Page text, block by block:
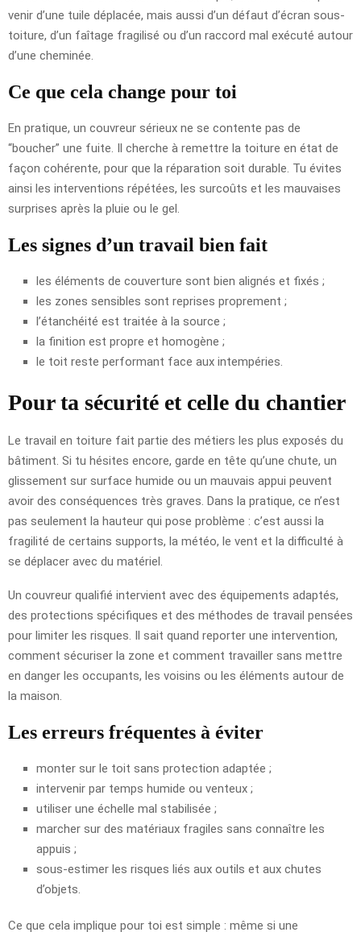
venir d’une tuile déplacée, mais aussi d’un défaut d’écran sous-
toiture, d’un faîtage fragilisé ou d’un raccord mal exécuté autour
d’une cheminée.
Ce que cela change pour toi
En pratique, un couvreur sérieux ne se contente pas de
“boucher” une fuite. Il cherche à remettre la toiture en état de
façon cohérente, pour que la réparation soit durable. Tu évites
ainsi les interventions répétées, les surcoûts et les mauvaises
surprises après la pluie ou le gel.
Les signes d’un travail bien fait
les éléments de couverture sont bien alignés et fixés ;
les zones sensibles sont reprises proprement ;
l’étanchéité est traitée à la source ;
la finition est propre et homogène ;
le toit reste performant face aux intempéries.
Pour ta sécurité et celle du chantier
Le travail en toiture fait partie des métiers les plus exposés du
bâtiment. Si tu hésites encore, garde en tête qu’une chute, un
glissement sur surface humide ou un mauvais appui peuvent
avoir des conséquences très graves. Dans la pratique, ce n’est
pas seulement la hauteur qui pose problème : c’est aussi la
fragilité de certains supports, la météo, le vent et la difficulté à
se déplacer avec du matériel.
Un couvreur qualifié intervient avec des équipements adaptés,
des protections spécifiques et des méthodes de travail pensées
pour limiter les risques. Il sait quand reporter une intervention,
comment sécuriser la zone et comment travailler sans mettre
en danger les occupants, les voisins ou les éléments autour de
la maison.
Les erreurs fréquentes à éviter
monter sur le toit sans protection adaptée ;
intervenir par temps humide ou venteux ;
utiliser une échelle mal stabilisée ;
marcher sur des matériaux fragiles sans connaître les
appuis ;
sous-estimer les risques liés aux outils et aux chutes
d’objets.
Ce que cela implique pour toi est simple : même si une